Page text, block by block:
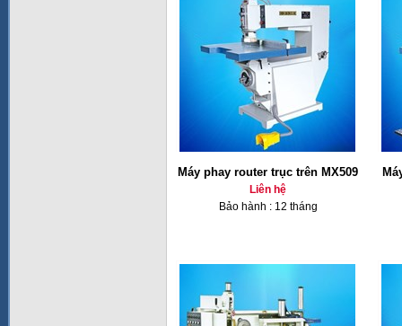
Máy phay router trục trên MX509
Liên hệ
Bảo hành : 12 tháng